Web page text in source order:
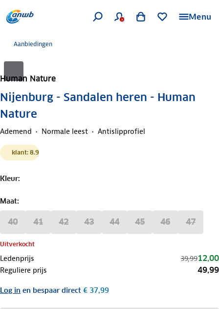
Menu
Aanbiedingen
Human Nature
Nijenburg - Sandalen heren - Human
Nature
Ademend Normale leest Antislipprofiel
klant: 8.9
Kleur:
Maat:
40 41 42 43 44 45 46 47
Uitverkocht
Ledenprijs 39,9912,00
Reguliere prijs 49,99
Log in en bespaar direct € 37,99